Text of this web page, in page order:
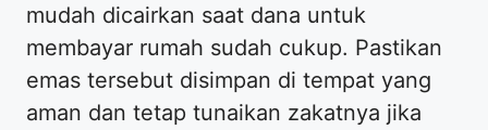
mudah dicairkan saat dana untuk
membayar rumah sudah cukup. Pastikan
emas tersebut disimpan di tempat yang
aman dan tetap tunaikan zakatnya jika